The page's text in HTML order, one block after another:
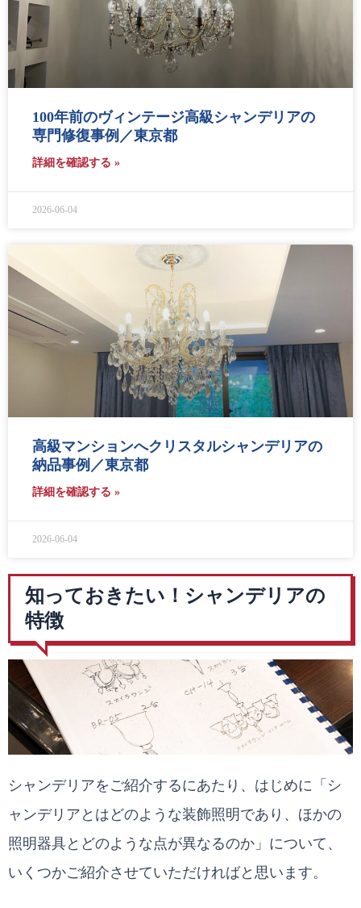
100年前のヴィンテージ高級シャンデリアの
専門修復事例／東京都
詳細を確認する »
2026-06-04
高級マンションへクリスタルシャンデリアの
納品事例／東京都
詳細を確認する »
2026-06-04
知っておきたい！シャンデリアの
特徴
シャンデリアをご紹介するにあたり、はじめに「シ
ャンデリアとはどのような装飾照明であり、ほかの
照明器具とどのような点が異なるのか」について、
いくつかご紹介させていただければと思います。